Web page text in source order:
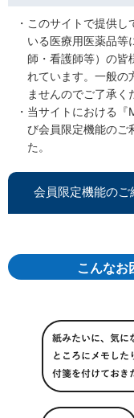
このサイトで提供し
いる医療用医薬品等
師・看護師等）の皆
れています。一般の
ませんのでご了承く
当サイトにおける
び会員限定機能のご
た。
会員限定機能のご
こんなお